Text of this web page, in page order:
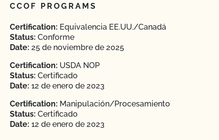
CCOF PROGRAMS
Certification: Equivalencia EE.UU./Canadá
Status: Conforme
Date: 25 de noviembre de 2025
Certification: USDA NOP
Status: Certificado
Date: 12 de enero de 2023
Certification: Manipulación/Procesamiento
Status: Certificado
Date: 12 de enero de 2023